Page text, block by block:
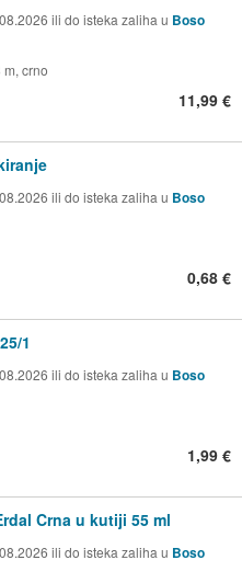
ili do isteka zaliha u Boso
crno
11,99 €
ili do isteka zaliha u Boso
0,68 €
1
ili do isteka zaliha u Boso
1,99 €
Crna u kutiji 55 ml
ili do isteka zaliha u Boso